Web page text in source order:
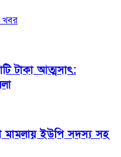
খবর
টাকা আত্মসাৎ:
মামলায় ইউপি সদস্য সহ